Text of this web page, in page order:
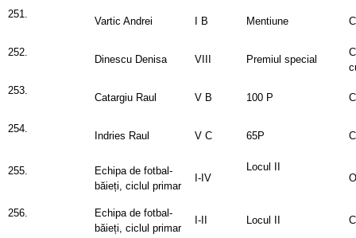
251.
Vartic Andrei I B Mentiune
252.
Dinescu Denisa VIII Premiul special
253.
Catargiu Raul V B 100 P
254.
Indries Raul V C 65P
255.
Echipa de fotbal-
băieți, ciclul primar
I-IV
Locul II
256.
Echipa de fotbal-
băieți, ciclul primar
I-II Locul II